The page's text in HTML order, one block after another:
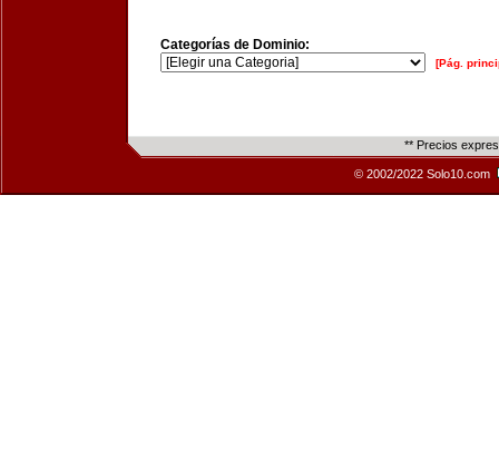
Categorías de Dominio:
[Pág.
** Precios
© 2002/2022 Solo10.com